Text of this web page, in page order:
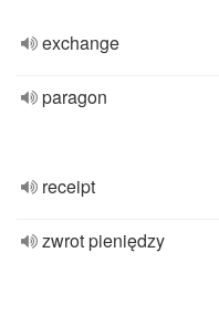
exchange
paragon
receipt
zwrot pieniędzy